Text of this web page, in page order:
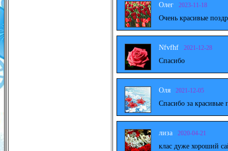
Олег 2023-11-18
Очень красивые
Nfvfhf 2021-12-28
Спасибо
Оля 2021-12-05
Спасибо за красивые
лиза 2020-04-21
клас дуже хороший